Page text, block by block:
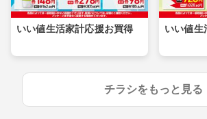
いい値生活家計応援お買得 いい値生
チラシをもっと見る